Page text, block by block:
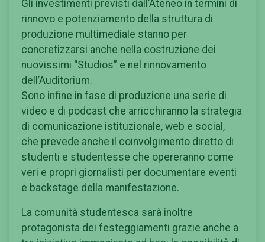
Gli investimenti previsti dall’Ateneo in termini di
rinnovo e potenziamento della struttura di
produzione multimediale stanno per
concretizzarsi anche nella costruzione dei
nuovissimi “Studios” e nel rinnovamento
dell’Auditorium.
Sono infine in fase di produzione una serie di
video e di podcast che arricchiranno la strategia
di comunicazione istituzionale, web e social,
che prevede anche il coinvolgimento diretto di
studenti e studentesse che opereranno come
veri e propri giornalisti per documentare eventi
e backstage della manifestazione.
La comunità studentesca sarà inoltre
protagonista dei festeggiamenti grazie anche a